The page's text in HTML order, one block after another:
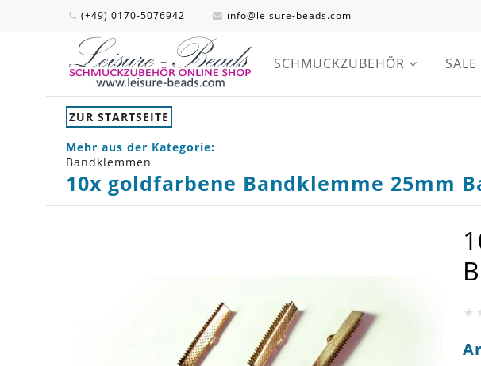
(+49) 0170-5076942 info@leisure-beads.com
SCHMUCKZUBEHÖR SALE
ZUR STARTSEITE
Mehr aus der Kategorie:
Bandklemmen
10x goldfarbene Bandklemme 25mm